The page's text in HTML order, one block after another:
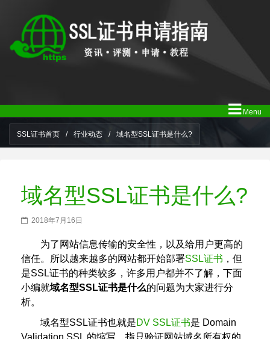
Menu
SSL证书首页 / 行业动态 / 域名型SSL证书是什么?
域名型SSL证书是什么?
2018年7月16日
为了网站信息传输的安全性，以及给用户更高的
信任。所以越来越多的网站都开始部署SSL证书 ，但
是SSL证书的种类较多，许多用户都并不了解，下面
小编就域名型SSL证书是什么的问题为大家进行分
析。
域名型SSL证书也就是DV SSL证书是 Domain
Validation SSL 的缩写，指只验证网站域名所有权的